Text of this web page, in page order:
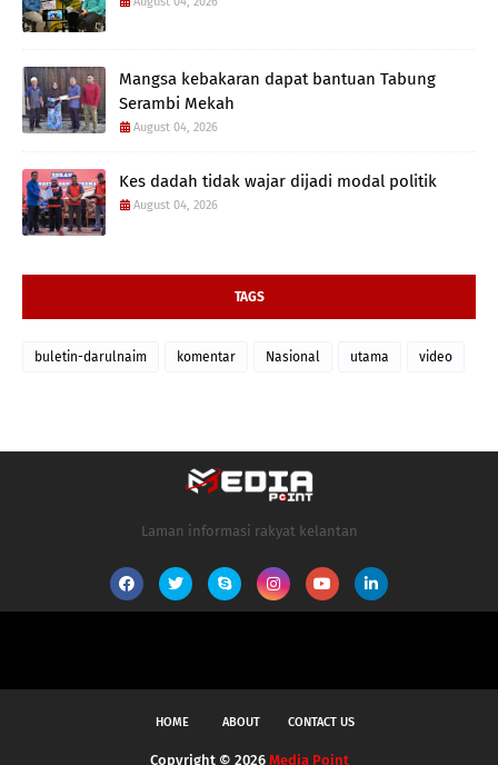
Mangsa kebakaran dapat bantuan Tabung
Serambi Mekah
August 04, 2026
Kes dadah tidak wajar dijadi modal politik
August 04, 2026
TAGS
buletin-darulnaim komentar Nasional utama video
Laman informasi rakyat kelantan
HOME ABOUT CONTACT US
Copyright © 2026 Media Point